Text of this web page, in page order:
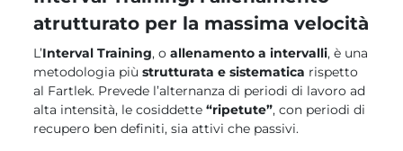
atrutturato per la massima velocità
L’Interval Training, oallenamento a intervalli, è una
metodologia piùstrutturata e sistematica rispetto
al Fartlek. Prevede l’alternanza di periodi di lavoro ad
alta intensità, le cosiddette“ripetute”, con periodi di
recupero ben definiti, sia attivi che passivi.